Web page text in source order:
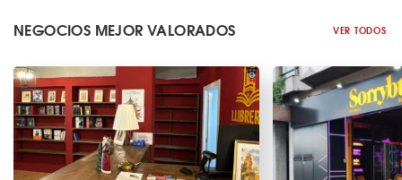
NEGOCIOS MEJOR VALORADOS VER TODOS